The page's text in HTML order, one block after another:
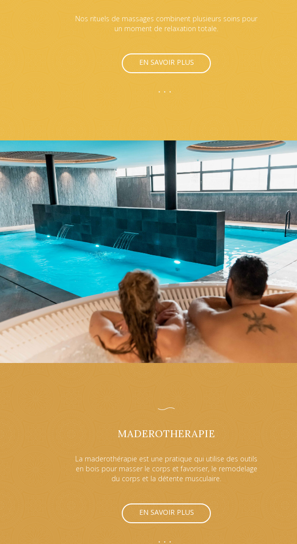
Nos rituels de massages combinent plusieurs soins pour
un moment de relaxation totale.
EN SAVOIR PLUS
•••
MADEROTHERAPIE
La maderothérapie est une pratique qui utilise des outils
en bois pour masser le corps et favoriser, le remodelage
du corps et la détente musculaire.
EN SAVOIR PLUS
•••